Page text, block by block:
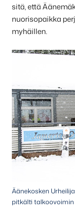
sitä, että
nuorisopaikka
myhäillen.
Äänekosken
pitkälti talkoovoimin